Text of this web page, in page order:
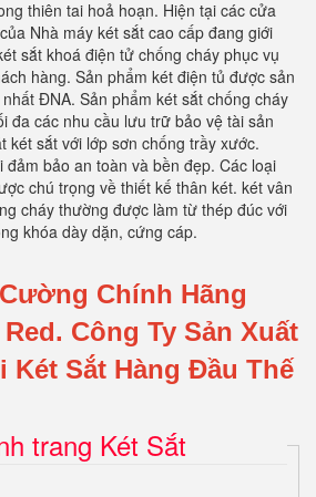
thiên tai hoả hoạn. Hiện tại các cửa
Nhà máy két sắt cao cấp đang giới
sắt khoá điện tử chống cháy phục vụ
hàng. Sản phẩm két điện tủ được sản
ĐNA. Sản phẩm két sắt chống cháy
đa các nhu cầu lưu trữ bảo vệ tài sản
két sắt với lớp sơn chống trầy xước.
đảm bảo an toàn và bền đẹp. Các loại
chú trọng về thiết kế thân két. két vân
cháy thường được làm từ thép đúc với
khóa dày dặn, cứng cáp.
Chính Hãng
Công Ty Sản Xuất
Két Sắt Hàng Đầu Thế
trang Két Sắt